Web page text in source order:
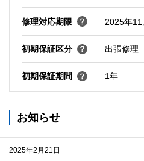
修理対応期限 2025年11
初期保証区分 出張修理
初期保証期間 1年
お知らせ
2025年2月21日